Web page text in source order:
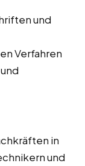
und
Verfahren
in
und